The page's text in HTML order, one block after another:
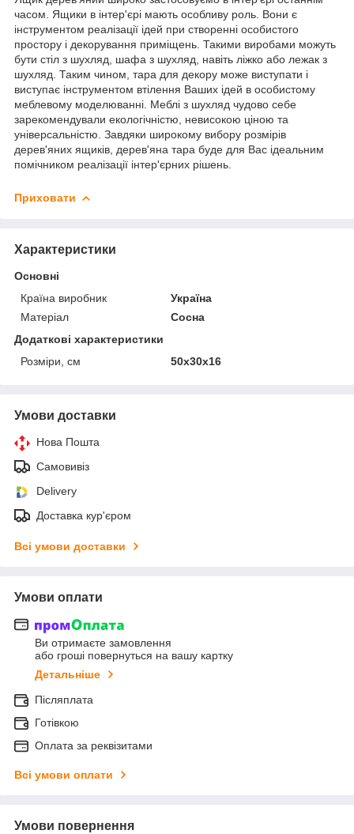
часом. Ящики в інтер'єрі мають особливу роль. Вони є
інструментом реалізації ідей при створенні особистого
простору і декорування приміщень. Такими виробами можуть
бути стіл з шухляд, шафа з шухляд, навіть ліжко або лежак з
шухляд. Таким чином, тара для декору може виступати і
виступає інструментом втілення Ваших ідей в особистому
меблевому моделюванні. Меблі з шухляд чудово себе
зарекомендували екологічністю, невисокою ціною та
універсальністю. Завдяки широкому вибору розмірів
дерев'яних ящиків, дерев'яна тара буде для Вас ідеальним
помічником реалізації інтер'єрних рішень.
Приховати
Характеристики
Основні
Країна виробник
Україна
Матеріал
Сосна
Додаткові характеристики
Розміри, см
50х30х16
Умови доставки
Нова Пошта
Самовивіз
Delivery
Доставка кур'єром
Всі умови доставки
Умови оплати
Ви отримаєте замовлення
або гроші повернуться на вашу картку
Детальніше
Післяплата
Готівкою
Оплата за реквізитами
Всі умови оплати
Умови повернення